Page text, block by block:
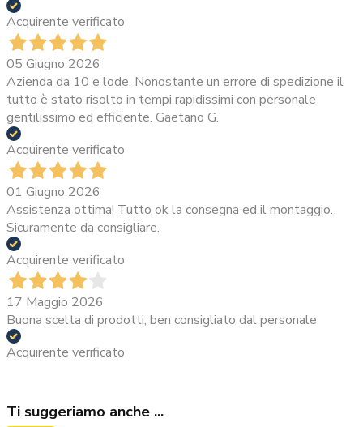
Acquirente verificato
05 Giugno 2026
Azienda da 10 e lode. Nonostante un errore di spedizione il
tutto è stato risolto in tempi rapidissimi con personale
gentilissimo ed efficiente. Gaetano G.
Acquirente verificato
01 Giugno 2026
Assistenza ottima! Tutto ok la consegna ed il montaggio.
Sicuramente da consigliare.
Acquirente verificato
17 Maggio 2026
Buona scelta di prodotti, ben consigliato dal personale
Acquirente verificato
Ti suggeriamo anche ...